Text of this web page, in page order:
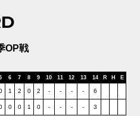
OP戦
6 7 8 9 10 11 12 13 14 R H E
1 2 0 2 - - - - 6
0 0 1 0 - - - - 3